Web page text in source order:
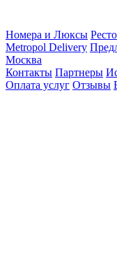
Номера и Люксы
Metropol Delivery
Москва
Контакты Партнеры
Оплата услуг Отзывы